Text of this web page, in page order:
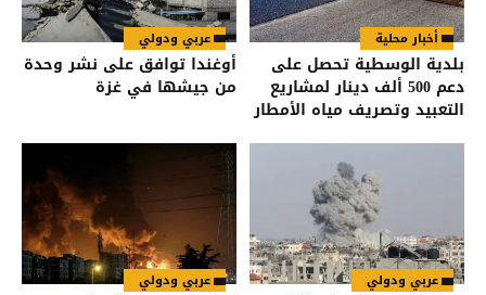
أخبار محلية
بلدية الوسطية تحصل على
دعم 500 ألف دينار لمشاريع
التعبيد وتصريف مياه الأمطار
عربي ودولي
أوغندا توافق على نشر وحدة
من جيشها في غزة
عربي ودولي عربي ودولي